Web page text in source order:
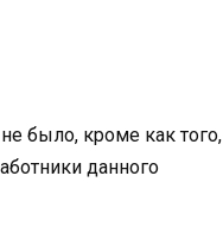
было, кроме как того,
данного